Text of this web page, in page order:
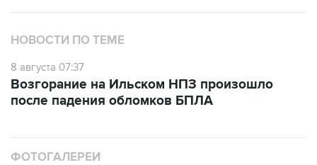
НОВОСТИ ПО ТЕМЕ
8 августа 07:37
Возгорание на Ильском НПЗ произошло
после падения обломков БПЛА
ФОТОГАЛЕРЕИ